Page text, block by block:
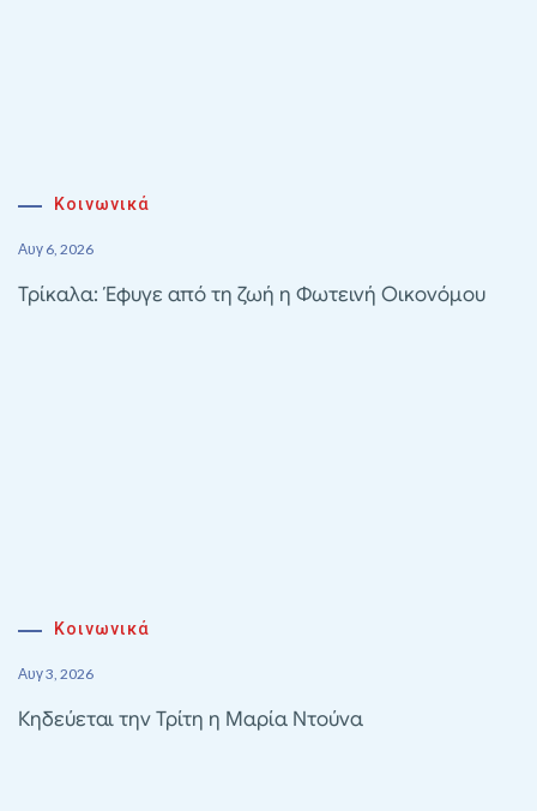
Κοινωνικά
Αυγ 6, 2026
Τρίκαλα: Έφυγε από τη ζωή η Φωτεινή Οικονόμου
Κοινωνικά
Αυγ 3, 2026
Κηδεύεται την Τρίτη η Μαρία Ντούνα